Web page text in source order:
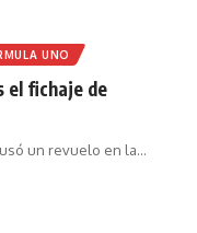
UNO
el fichaje de
un revuelo en la…